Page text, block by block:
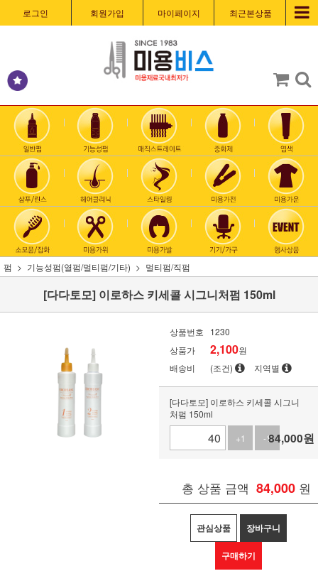
로그인 회원가입 마이페이지 최근본상품
펌 기능성펌(열펌/멀티펌/기타) 멀티펌/직펌
[다다토모] 이로하스 키세콜 시그니처펌 150ml
상품번호
1230
상품가
2,100원
배송비
(조건) 지역별
[다다토모] 이로하스 키세콜 시그니
처펌 150ml
+1
-184,000원
총 상품 금액 84,000 원
관심상품 장바구니
구매하기